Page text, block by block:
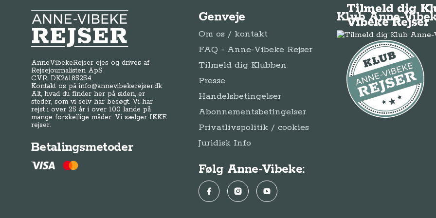
Anne-Vibeke Rejser
AnneVibekeRejser ejes og drives af
Rejsejournalisten ApS
CVR: DK26185254
Kontakt os påinfo@annevibekerejser.dk
Alt, hvad du finder her på siden, er
steder, som vi selv har besøgt. Vi har
rejst i over 25 år i over 100 lande på
mange forskellige måder. Vi sælger IKKE
rejser.
Betalingsmetoder
Genveje
Om os / kontakt
FAQ - Anne-Vibeke Rejser
Tilmeld dig Klubben
Presse
Handelsbetingelser
Abonnementsbetingelser
Privatlivspolitik / cookies
Juridisk Info
Følg Anne-Vibeke:
FacebookInstagramYouTube
Klub Anne-
Tilmeld dig
Vibeke Rejser